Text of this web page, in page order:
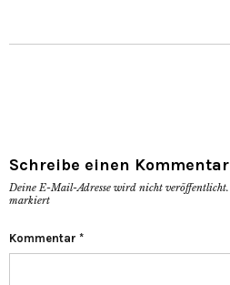
Schreibe einen Kommentar
Deine E-Mail-Adresse wird nicht veröffentlicht.
markiert
Kommentar *